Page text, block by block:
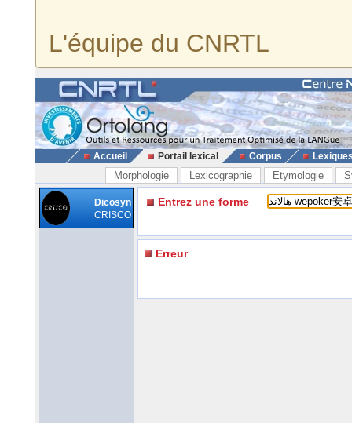
L'équipe du CNRTL
Accueil Portail lexical Corpus
Morphologie Lexicographie Etymologie
Dicosyn
CRISCO
Entrez une forme
Erreur